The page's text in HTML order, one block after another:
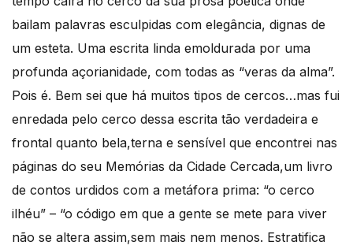
bailam palavras esculpidas com elegância, dignas de
um esteta. Uma escrita linda emoldurada por uma
profunda açorianidade, com todas as “veras da alma”.
Pois é. Bem sei que há muitos tipos de cercos…mas fui
enredada pelo cerco dessa escrita tão verdadeira e
frontal quanto bela,terna e sensível que encontrei nas
páginas do seu Memórias da Cidade Cercada,um livro
de contos urdidos com a metáfora prima: “o cerco
ilhéu” – “o código em que a gente se mete para viver
não se altera assim,sem mais nem menos. Estratifica